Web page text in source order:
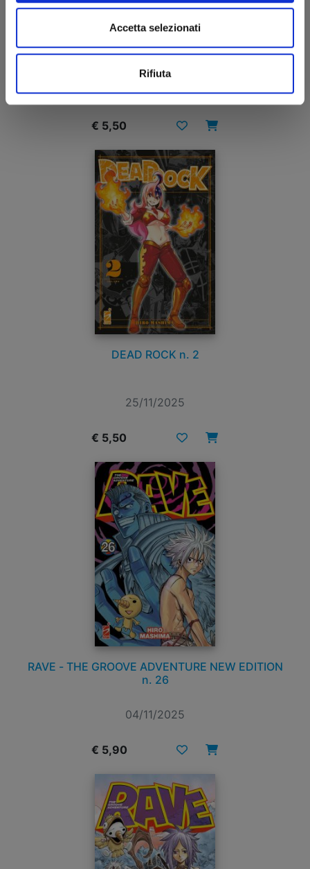
Accetta selezionati
Rifiuta
25/11/2025
€ 5,50
DEAD ROCK n. 2
25/11/2025
€ 5,50
RAVE - THE GROOVE ADVENTURE NEW EDITION
n. 26
04/11/2025
€ 5,90